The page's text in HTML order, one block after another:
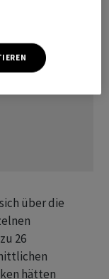
über die
26
hätten